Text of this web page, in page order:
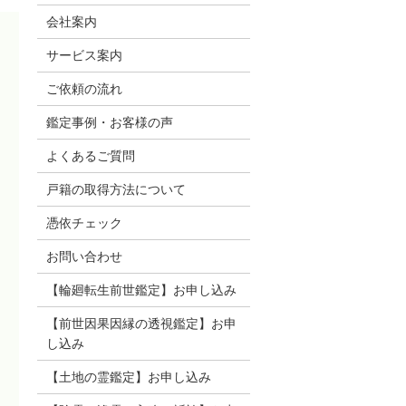
会社案内
サービス案内
ご依頼の流れ
鑑定事例・お客様の声
よくあるご質問
戸籍の取得方法について
憑依チェック
お問い合わせ
【輪廻転生前世鑑定】お申し込み
【前世因果因縁の透視鑑定】お申
し込み
【土地の霊鑑定】お申し込み